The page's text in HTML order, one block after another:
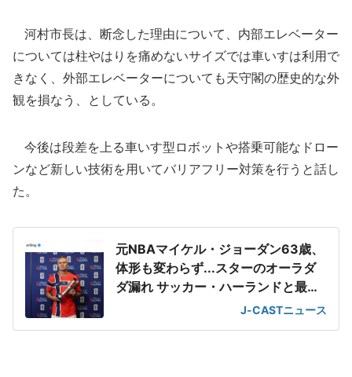
河村市長は、断念した理由について、内部エレベーター
については柱やはりを痛めないサイズでは車いすは利用で
きなく、外部エレベーターについても天守閣の歴史的な外
観を損なう、としている。
今後は段差を上る車いす型ロボットや搭乗可能なドロー
ンなど新しい技術を用いてバリアフリー対策を行うと話し
た。
元NBAマイケル・ジョーダン63歳、
体形も変わらず...スターのオーラダ
ダ漏れ サッカー・ハーランドと最強
J-CASTニュース